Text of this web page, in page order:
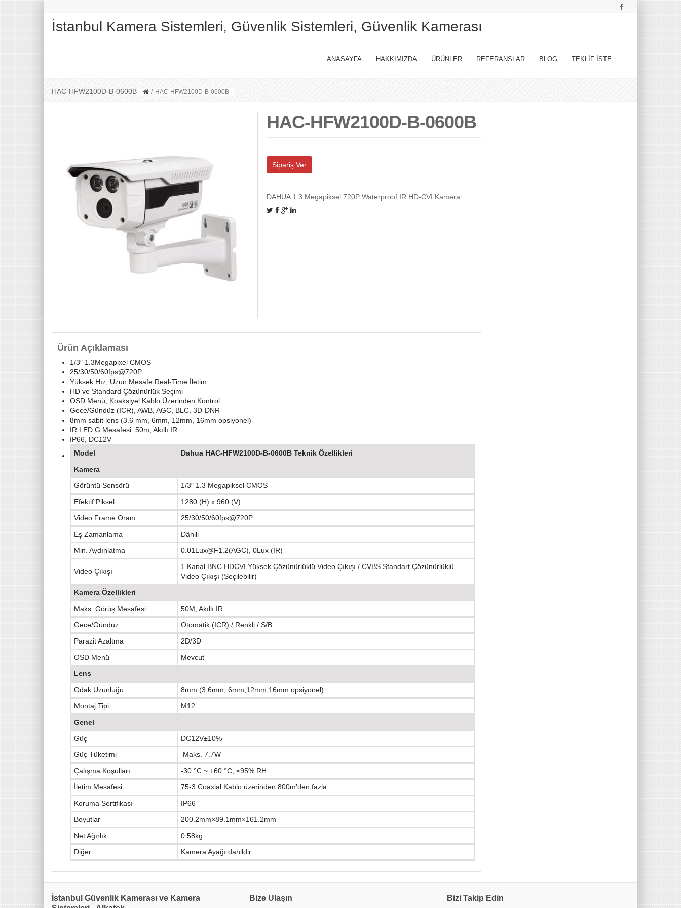
İstanbul Kamera Sistemleri, Güvenlik Sistemleri, Güvenlik Kamerası
ANASAYFA HAKKIMIZDA ÜRÜNLER REFERANSLAR BLOG TEKLİF İSTE
HAC-HFW2100D-B-0600B / HAC-HFW2100D-B-0600B
HAC-HFW2100D-B-0600B
Sipariş Ver
DAHUA 1.3 Megapiksel 720P Waterproof IR HD-CVI Kamera
Ürün Açıklaması
1/3″ 1.3Megapixel CMOS
25/30/50/60fps@720P
Yüksek Hız, Uzun Mesafe Real-Time İletim
HD ve Standard Çözünürlük Seçimi
OSD Menü, Koaksiyel Kablo Üzerinden Kontrol
Gece/Gündüz (ICR), AWB, AGC, BLC, 3D-DNR
8mm sabit lens (3.6 mm, 6mm, 12mm, 16mm opsiyonel)
IR LED G.Mesafesi: 50m, Akıllı IR
IP66, DC12V
Model
Dahua HAC-HFW2100D-B-0600B Teknik Özellikleri
Kamera
Görüntü Sensörü 1/3″ 1.3 Megapiksel CMOS
Efektif Piksel 1280 (H) x 960 (V)
Video Frame Oranı 25/30/50/60fps@720P
Eş Zamanlama Dâhili
Min. Aydınlatma 0.01Lux@F1.2(AGC), 0Lux (IR)
Video Çıkışı
1 Kanal BNC HDCVI Yüksek Çözünürlüklü Video Çıkışı / CVBS Standart Çözünürlüklü
Video Çıkışı (Seçilebilir)
Kamera Özellikleri
Maks. Görüş Mesafesi 50M, Akıllı IR
Gece/Gündüz Otomatik (ICR) / Renkli / S/B
Parazit Azaltma 2D/3D
OSD Menü Mevcut
Lens
Odak Uzunluğu 8mm (3.6mm, 6mm,12mm,16mm opsiyonel)
Montaj Tipi M12
Genel
Güç DC12V±10%
Güç Tüketimi Maks. 7.7W
Çalışma Koşulları -30 °C ~ +60 °C, ≤95% RH
İletim Mesafesi 75-3 Coaxial Kablo üzerinden 800m’den fazla
Koruma Sertifikası IP66
Boyutlar 200.2mm×89.1mm×161.2mm
Net Ağırlık 0.58kg
Diğer Kamera Ayağı dahildir.
İstanbul Güvenlik Kamerası ve Kamera
Bize Ulaşın Bizi Takip Edin